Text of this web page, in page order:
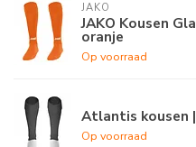
JAKO
JAKO Kousen
oranje
Op voorraad
Atlantis kousen
Op voorraad